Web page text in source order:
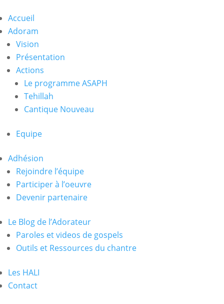
Accueil
Adoram
Vision
Présentation
Actions
Le programme ASAPH
Tehillah
Cantique Nouveau
Equipe
Adhésion
Rejoindre l’équipe
Participer à l’oeuvre
Devenir partenaire
Le Blog de l’Adorateur
Paroles et videos de gospels
Outils et Ressources du chantre
Les HALI
Contact